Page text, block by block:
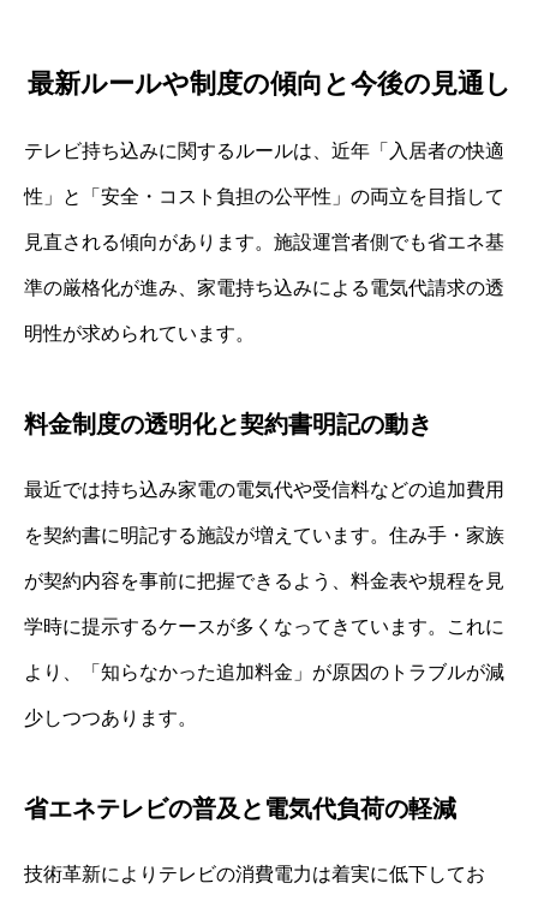
最新ルールや制度の傾向と今後の見通し
テレビ持ち込みに関するルールは、近年「入居者の快適
性」と「安全・コスト負担の公平性」の両立を目指して
見直される傾向があります。施設運営者側でも省エネ基
準の厳格化が進み、家電持ち込みによる電気代請求の透
明性が求められています。
料金制度の透明化と契約書明記の動き
最近では持ち込み家電の電気代や受信料などの追加費用
を契約書に明記する施設が増えています。住み手・家族
が契約内容を事前に把握できるよう、料金表や規程を見
学時に提示するケースが多くなってきています。これに
より、「知らなかった追加料金」が原因のトラブルが減
少しつつあります。
省エネテレビの普及と電気代負荷の軽減
技術革新によりテレビの消費電力は着実に低下してお